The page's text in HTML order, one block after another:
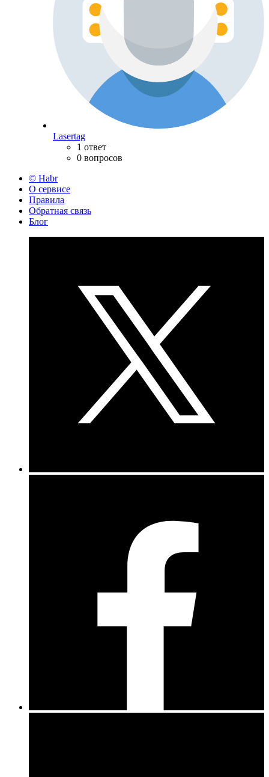
Lasertag
1 ответ
0 вопросов
© Habr
О сервисе
Правила
Обратная связь
Блог